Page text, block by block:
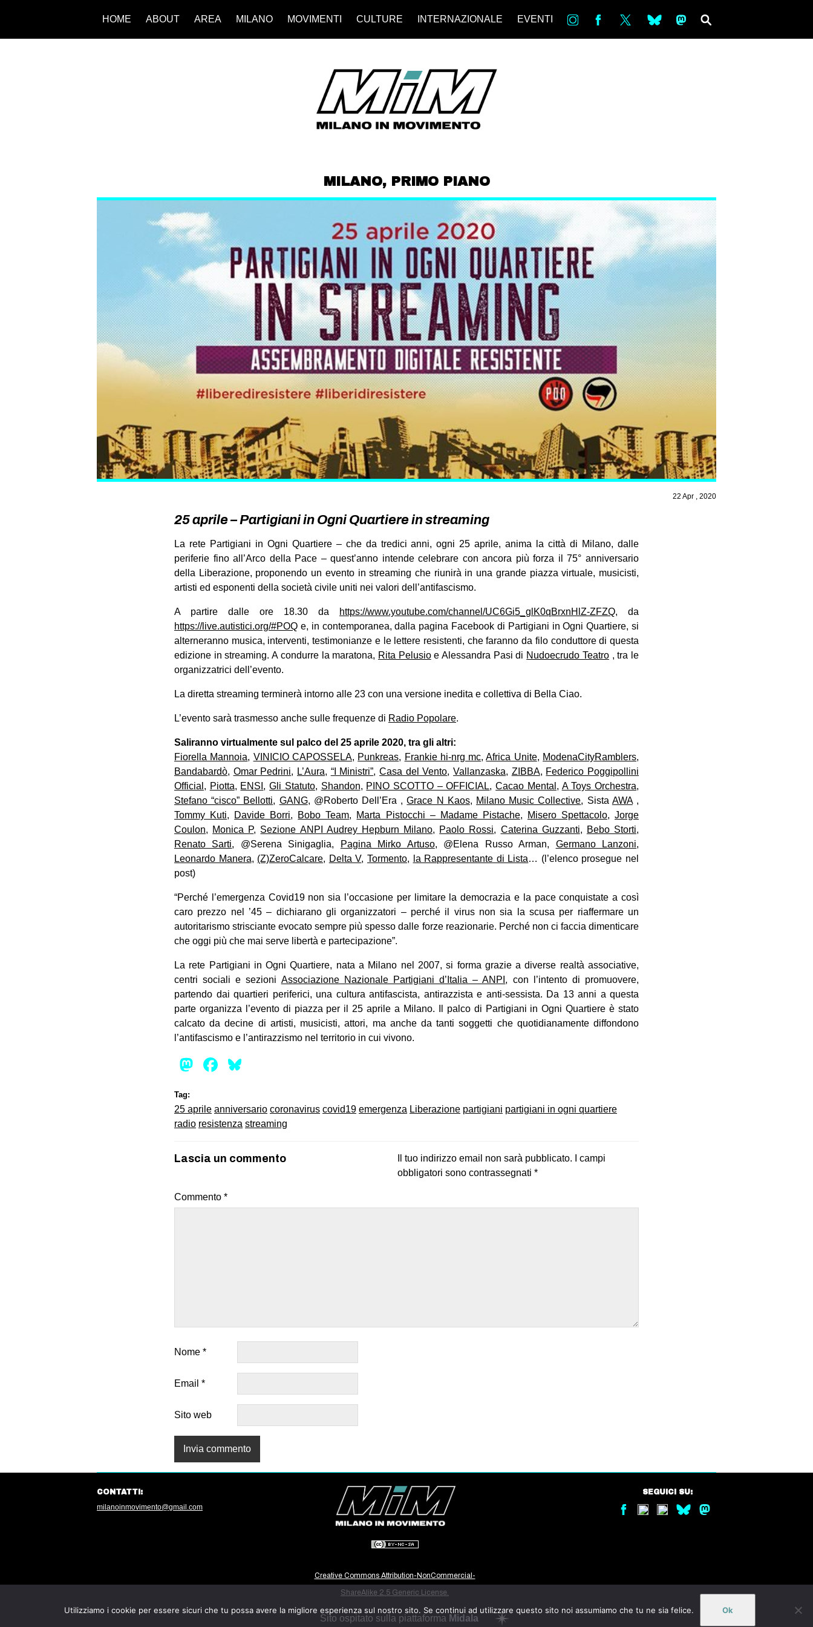
HOME ABOUT AREA MILANO MOVIMENTI CULTURE INTERNAZIONALE EVENTI in bsky ms
MILANO, PRIMO PIANO
22 Apr , 2020
25 aprile – Partigiani in Ogni Quartiere in streaming
La rete Partigiani in Ogni Quartiere – che da tredici anni, ogni 25 aprile, anima la città di Milano, dalle
periferie fino all’Arco della Pace – quest’anno intende celebrare con ancora più forza il 75° anniversario
della Liberazione, proponendo un evento in streaming che riunirà in una grande piazza virtuale, musicisti,
artisti ed esponenti della società civile uniti nei valori dell’antifascismo.
A partire dalle ore 18.30 da https://www.youtube.com/channel/UC6Gi5_glK0qBrxnHlZ-ZFZQ, da
https://live.autistici.org/#POQ e, in contemporanea, dalla pagina Facebook di Partigiani in Ogni Quartiere, si
alterneranno musica, interventi, testimonianze e le lettere resistenti, che faranno da filo conduttore di questa
edizione in streaming. A condurre la maratona, Rita Pelusioe Alessandra Pasi di Nudoecrudo Teatro, tra le
organizzatrici dell’evento.
La diretta streaming terminerà intorno alle 23 con una versione inedita e collettiva di Bella Ciao.
L’evento sarà trasmesso anche sulle frequenze di Radio Popolare.
Saliranno virtualmente sul palco del 25 aprile 2020, tra gli altri:
Fiorella Mannoia, VINICIO CAPOSSELA, Punkreas, Frankie hi-nrg mc,Africa Unite, ModenaCityRamblers,
Bandabardò, Omar Pedrini, L’Aura, “I Ministri”,Casa del Vento,Vallanzaska, ZIBBA, Federico Poggipollini
Official , Piotta, ENSI ,Gli Statuto, Shandon, PINO SCOTTO – OFFICIAL,Cacao Mental , A Toys Orchestra,
Stefano “cisco” Bellotti, GANG, @Roberto Dell’Era ,Grace N Kaos, Milano Music Collective, Sista AWA,
Tommy Kuti, Davide Borri, Bobo Team, Marta Pistocchi – Madame Pistache, Misero Spettacolo,Jorge
Coulon, Monica P, Sezione ANPI Audrey Hepburn Milano, Paolo Rossi, Caterina Guzzanti, Bebo Storti,
Renato Sarti, @Serena Sinigaglia, Pagina Mirko Artuso, @Elena Russo Arman, Germano Lanzoni,
Leonardo Manera, (Z)ZeroCalcare, Delta V, Tormento, la Rappresentante di Lista… (l’elenco prosegue nel
post)
“Perché l’emergenza Covid19 non sia l’occasione per limitare la democrazia e la pace conquistate a così
caro prezzo nel ’45 – dichiarano gli organizzatori – perché il virus non sia la scusa per riaffermare un
autoritarismo strisciante evocato sempre più spesso dalle forze reazionarie. Perché non ci faccia dimenticare
che oggi più che mai serve libertà e partecipazione”.
La rete Partigiani in Ogni Quartiere, nata a Milano nel 2007, si forma grazie a diverse realtà associative,
centri sociali e sezioni Associazione Nazionale Partigiani d’Italia – ANPI , con l’intento di promuovere,
partendo dai quartieri periferici, una cultura antifascista, antirazzista e anti-sessista. Da 13 anni a questa
parte organizza l’evento di piazza per il 25 aprile a Milano. Il palco di Partigiani in Ogni Quartiere è stato
calcato da decine di artisti, musicisti, attori, ma anche da tanti soggetti che quotidianamente diffondono
l’antifascismo e l’antirazzismo nel territorio in cui vivono.
Mastodon
Facebook
Tag:
25 aprile anniversario coronavirus covid19 emergenza Liberazione partigiani partigiani in ogni quartiere
radio resistenza streaming
Lascia un commento Il tuo indirizzo email non sarà pubblicato.
I campi
obbligatori sono contrassegnati *
Commento *
Nome *
Email *
Sito web
Creative Commons Attribution-NonCommercial-
ShareAlike 2.5 Generic License.
CONTATTI:
milanoinmovimento@gmail.com
SEGUICI SU:
Sito ospitato sulla piattaforma Midala
Utilizziamo i cookie per essere sicuri che tu possa avere la migliore esperienza sul nostro sito. Se continui ad utilizzare questo sito noi assumiamo che tu ne sia felice. Ok